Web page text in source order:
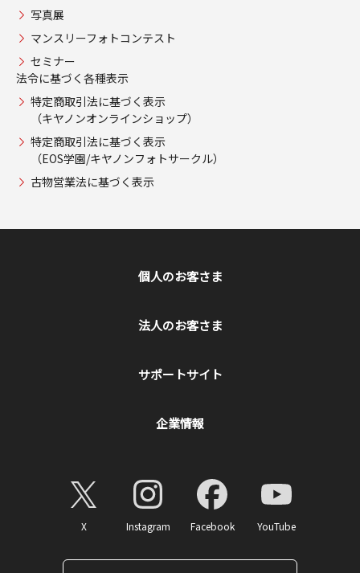
写真展
マンスリーフォトコンテスト
セミナー
法令に基づく各種表示
特定商取引法に基づく表示
（キヤノンオンラインショップ）
特定商取引法に基づく表示
（EOS学園/キヤノンフォトサークル）
古物営業法に基づく表示
個人のお客さま
法人のお客さま
サポートサイト
企業情報
X Instagram Facebook YouTube